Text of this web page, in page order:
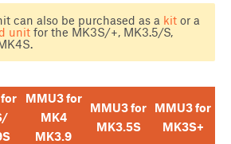
can also be purchased as a kitor a
unitfor the MK3S/+, MK3.5/S,
MMU3 for
MK4
MK3.9
MMU3 for
MK3.5S
MMU3 for
MK3S+